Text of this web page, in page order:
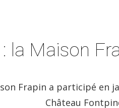
la Maison
Frapin a participé en
Château